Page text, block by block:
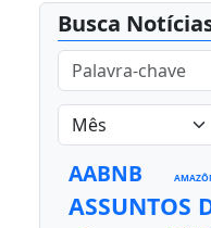
Busca
AABNB
ASSUNTOS